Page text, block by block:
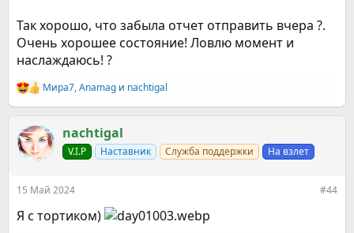
Так хорошо, что забыла отчет отправить вчера ?.
Очень хорошее состояние! Ловлю момент и
наслаждаюсь! ?
Р
е
к
ц
и
Мира7,Аnamag и nachtigal
nachtigal
V.I.P Наставник Служба поддержки На взлет
15 Май 2024 #44
Я с тортиком)